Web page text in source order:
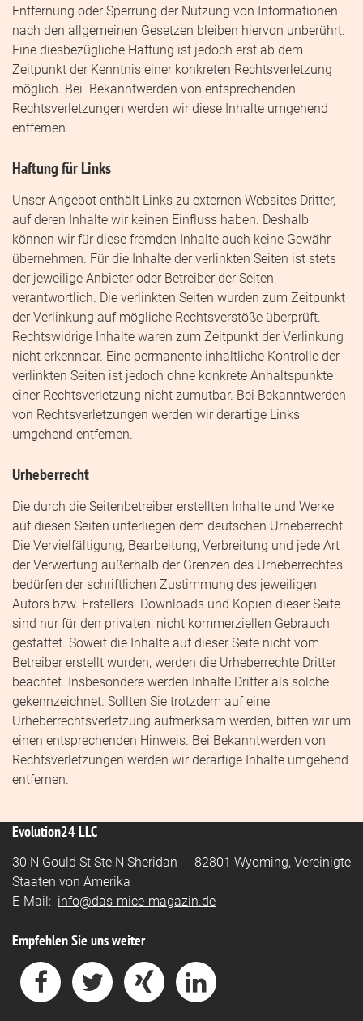
Entfernung oder Sperrung der Nutzung von Informationen
nach den allgemeinen Gesetzen bleiben hiervon unberührt.
Eine diesbezügliche Haftung ist jedoch erst ab dem
Zeitpunkt der Kenntnis einer konkreten Rechtsverletzung
möglich. Bei Bekanntwerden von entsprechenden
Rechtsverletzungen werden wir diese Inhalte umgehend
entfernen.
Haftung für Links
Unser Angebot enthält Links zu externen Websites Dritter,
auf deren Inhalte wir keinen Einfluss haben. Deshalb
können wir für diese fremden Inhalte auch keine Gewähr
übernehmen. Für die Inhalte der verlinkten Seiten ist stets
der jeweilige Anbieter oder Betreiber der Seiten
verantwortlich. Die verlinkten Seiten wurden zum Zeitpunkt
der Verlinkung auf mögliche Rechtsverstöße überprüft.
Rechtswidrige Inhalte waren zum Zeitpunkt der Verlinkung
nicht erkennbar. Eine permanente inhaltliche Kontrolle der
verlinkten Seiten ist jedoch ohne konkrete Anhaltspunkte
einer Rechtsverletzung nicht zumutbar. Bei Bekanntwerden
von Rechtsverletzungen werden wir derartige Links
umgehend entfernen.
Urheberrecht
Die durch die Seitenbetreiber erstellten Inhalte und Werke
auf diesen Seiten unterliegen dem deutschen Urheberrecht.
Die Vervielfältigung, Bearbeitung, Verbreitung und jede Art
der Verwertung außerhalb der Grenzen des Urheberrechtes
bedürfen der schriftlichen Zustimmung des jeweiligen
Autors bzw. Erstellers. Downloads und Kopien dieser Seite
sind nur für den privaten, nicht kommerziellen Gebrauch
gestattet. Soweit die Inhalte auf dieser Seite nicht vom
Betreiber erstellt wurden, werden die Urheberrechte Dritter
beachtet. Insbesondere werden Inhalte Dritter als solche
gekennzeichnet. Sollten Sie trotzdem auf eine
Urheberrechtsverletzung aufmerksam werden, bitten wir um
einen entsprechenden Hinweis. Bei Bekanntwerden von
Rechtsverletzungen werden wir derartige Inhalte umgehend
entfernen.
Evolution24 LLC
30 N Gould St Ste N Sheridan - 82801 Wyoming, Vereinigte
Staaten von Amerika
E-Mail: info@das-mice-magazin.de
Empfehlen Sie uns weiter